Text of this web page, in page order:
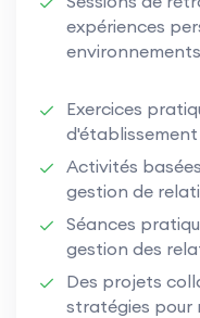
expériences
Exercices
d'établissement
Activités
gestion de
Séances
gestion des
Des projets
stratégies pour